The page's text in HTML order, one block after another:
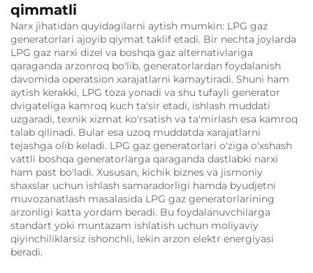
qimmatli
Narx jihatidan quyidagilarni aytish mumkin: LPG gaz
generatorlari ajoyib qiymat taklif etadi. Bir nechta joylarda
LPG gaz narxi dizel va boshqa gaz alternativlariga
qaraganda arzonroq bo'lib, generatorlardan foydalanish
davomida operatsion xarajatlarni kamaytiradi. Shuni ham
aytish kerakki, LPG toza yonadi va shu tufayli generator
dvigateliga kamroq kuch ta'sir etadi, ishlash muddati
uzgaradi, texnik xizmat ko'rsatish va ta'mirlash esa kamroq
talab qilinadi. Bular esa uzoq muddatda xarajatlarni
tejashga olib keladi. LPG gaz generatorlari o'ziga o'xshash
vattli boshqa generatorlarga qaraganda dastlabki narxi
ham past bo'ladi. Xususan, kichik biznes va jismoniy
shaxslar uchun ishlash samaradorligi hamda byudjetni
muvozanatlash masalasida LPG gaz generatorlarining
arzonligi katta yordam beradi. Bu foydalanuvchilarga
standart yoki muntazam ishlatish uchun moliyaviy
qiyinchiliklarsiz ishonchli, lekin arzon elektr energiyasi
beradi.